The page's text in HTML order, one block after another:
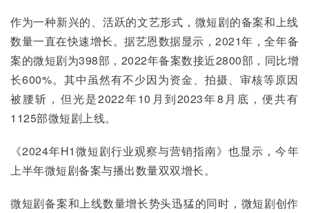
作为一种新兴的、活跃的文艺形式，微短剧的备案和上线
数量一直在快速增长。据艺恩数据显示，2021年，全年备
案的微短剧为398部，2022年备案数接近2800部，同比增
长600%。其中虽然有不少因为资金、拍摄、审核等原因
被腰斩，但光是2022年10月到2023年8月底，便共有
1125部微短剧上线。
《2024年H1微短剧行业观察与营销指南》也显示，今年
上半年微短剧备案与播出数量双双增长。
微短剧备案和上线数量增长势头迅猛的同时，微短剧创作